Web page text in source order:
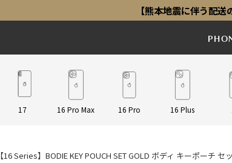
【熊本地震に伴う配送
17 16 Pro Max 16 Pro 16 Plus
【16 Series】BODIE KEY POUCH SET GOLD ボディ キーポーチ セ